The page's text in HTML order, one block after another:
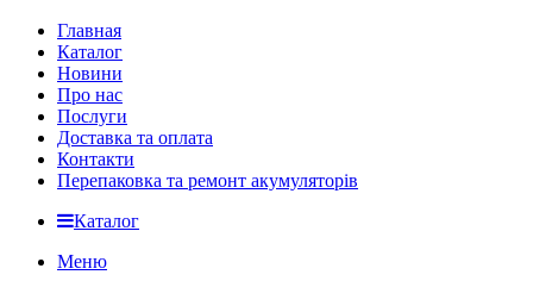
Главная
Каталог
Новини
Про нас
Послуги
Доставка та оплата
Контакти
Перепаковка та ремонт акумуляторів
Каталог
Меню